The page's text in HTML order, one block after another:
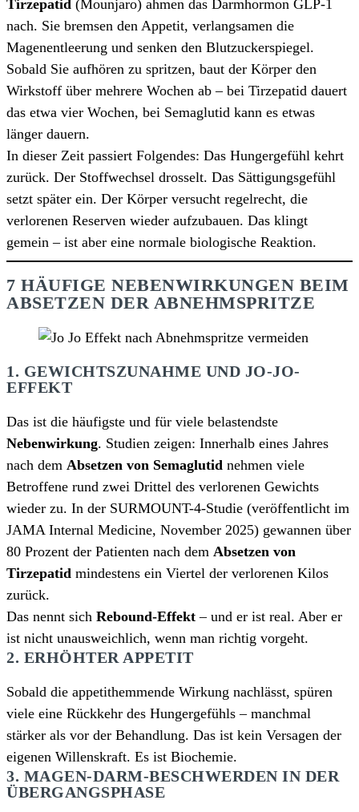
Tirzepatid (Mounjaro) ahmen das Darmhormon GLP-1
nach. Sie bremsen den Appetit, verlangsamen die
Magenentleerung und senken den Blutzuckerspiegel.
Sobald Sie aufhören zu spritzen, baut der Körper den
Wirkstoff über mehrere Wochen ab – bei Tirzepatid dauert
das etwa vier Wochen, bei Semaglutid kann es etwas
länger dauern.
In dieser Zeit passiert Folgendes: Das Hungergefühl kehrt
zurück. Der Stoffwechsel drosselt. Das Sättigungsgefühl
setzt später ein. Der Körper versucht regelrecht, die
verlorenen Reserven wieder aufzubauen. Das klingt
gemein – ist aber eine normale biologische Reaktion.
7 HÄUFIGE NEBENWIRKUNGEN BEIM
ABSETZEN DER ABNEHMSPRITZE
1. GEWICHTSZUNAHME UND JO-JO-
EFFEKT
Das ist die häufigste und für viele belastendste
Nebenwirkung. Studien zeigen: Innerhalb eines Jahres
nach dem Absetzen von Semaglutid nehmen viele
Betroffene rund zwei Drittel des verlorenen Gewichts
wieder zu. In der SURMOUNT-4-Studie (veröffentlicht im
JAMA Internal Medicine, November 2025) gewannen über
80 Prozent der Patienten nach dem Absetzen von
Tirzepatid mindestens ein Viertel der verlorenen Kilos
zurück.
Das nennt sich Rebound-Effekt – und er ist real. Aber er
ist nicht unausweichlich, wenn man richtig vorgeht.
2. ERHÖHTER APPETIT
Sobald die appetithemmende Wirkung nachlässt, spüren
viele eine Rückkehr des Hungergefühls – manchmal
stärker als vor der Behandlung. Das ist kein Versagen der
eigenen Willenskraft. Es ist Biochemie.
3. MAGEN-DARM-BESCHWERDEN IN DER
ÜBERGANGSPHASE